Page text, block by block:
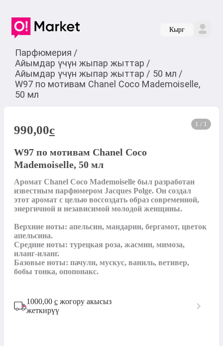
Кырг
Парфюмерия /
Айымдар үчүн жыпар жыттар /
Айымдар үчүн жыпар жыттар / 50 мл /
W97 по мотивам Chanel Coco Mademoiselle,
50 мл
1 / 1
990,00c
W97 по мотивам Chanel Coco
Mademoiselle, 50 мл
Аромат Chanel Coco Mademoiselle был разработан
известным парфюмером Jacques Polge. Он создал
этот аромат с целью воссоздать образ современной,
энергичной и независимой молодой женщины.
Верхние ноты: апельсин, мандарин, бергамот, цветок
апельсина.
Средние ноты: турецкая роза, жасмин, мимоза,
иланг-иланг.
Базовые ноты: пачули, мускус, ваниль, ветивер,
бобы тонка, опопонакс.
1000,00 с жогору акысыз
жеткирүү